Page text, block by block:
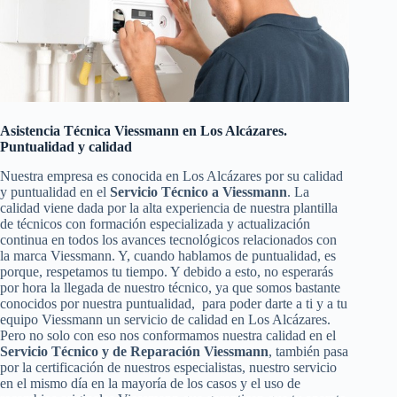
Asistencia Técnica Viessmann en Los Alcázares.
Puntualidad y calidad
Nuestra empresa es conocida en Los Alcázares por su calidad
y puntualidad en el Servicio Técnico a Viessmann. La
calidad viene dada por la alta experiencia de nuestra plantilla
de técnicos con formación especializada y actualización
continua en todos los avances tecnológicos relacionados con
la marca Viessmann. Y, cuando hablamos de puntualidad, es
porque, respetamos tu tiempo. Y debido a esto, no esperarás
por hora la llegada de nuestro técnico, ya que somos bastante
conocidos por nuestra puntualidad, para poder darte a ti y a tu
equipo Viessmann un servicio de calidad en Los Alcázares.
Pero no solo con eso nos conformamos nuestra calidad en el
Servicio Técnico y de Reparación Viessmann, también pasa
por la certificación de nuestros especialistas, nuestro servicio
en el mismo día en la mayoría de los casos y el uso de